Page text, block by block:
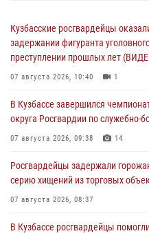
Кузбасские росгвардейцы
задержании фигуранта
преступлении прошлых лет
07 августа 2026, 10:40 1
В Кузбассе завершился
округа Росгвардии по служебно-
07 августа 2026, 09:38 14
Росгвардейцы задержали
серию хищений из торговых
07 августа 2026, 08:37
В Кузбассе росгвардейцы